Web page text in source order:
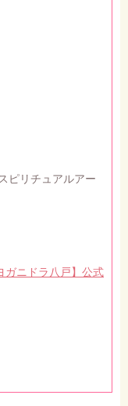
ピリチュアルアー
ガニドラ八戸】公式